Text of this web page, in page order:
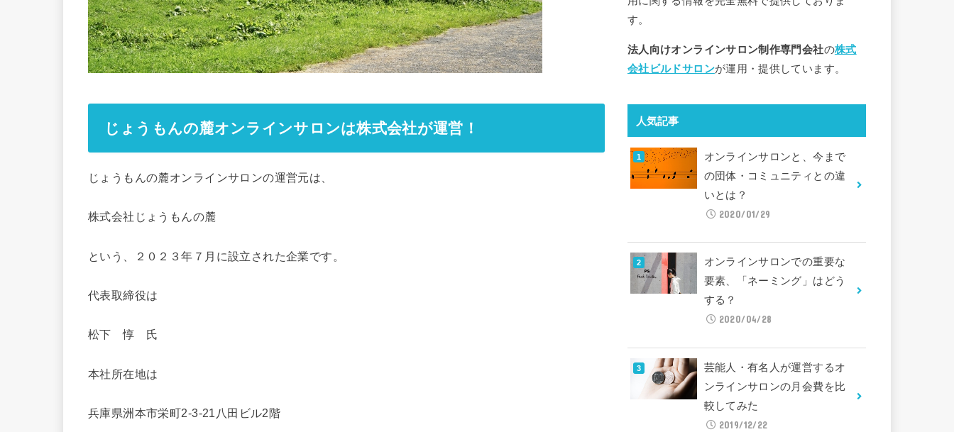
じょうもんの麓オンラインサロンは株式会社が運営！
じょうもんの麓オンラインサロンの運営元は、
​株式会社じょうもんの麓
という、２０２３年７月に設立された企業です。
代表取締役は
松下 惇 氏
本社所在地は
兵庫県洲本市栄町2-3-21八田ビル2階
す。
法人向けオンラインサロン制作専門会社の株式
会社ビルドサロンが運用・提供しています。
人気記事
オンラインサロンと、今まで
の団体・コミュニティとの違
いとは？
2020/01/29
オンラインサロンでの重要な
要素、「ネーミング」はどう
する？
2020/04/28
芸能人・有名人が運営するオ
ンラインサロンの月会費を比
較してみた
2019/12/22